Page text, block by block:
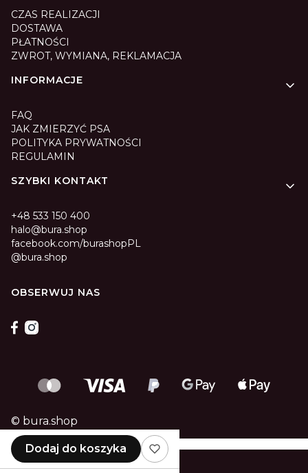
CZAS REALIZACJI
DOSTAWA
PŁATNOŚCI
ZWROT, WYMIANA, REKLAMACJA
INFORMACJE
FAQ
JAK ZMIERZYĆ PSA
POLITYKA PRYWATNOŚCI
REGULAMIN
SZYBKI KONTAKT
+48 533 150 400
halo@bura.shop
facebook.com/burashopPL
@bura.shop
OBSERWUJ NAS
© bura.shop
Dodaj do koszyka